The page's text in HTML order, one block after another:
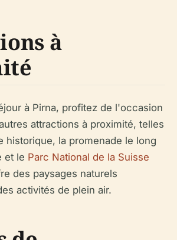
à
à Pirna, profitez de l'occasion
attractions à proximité, telles
historique, la promenade le long
et le Parc National de la Suisse
des paysages naturels
activités de plein air.